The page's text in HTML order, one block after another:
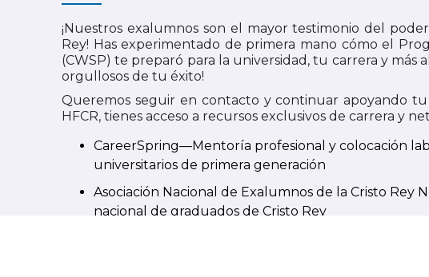
¡Nuestros exalumnos son el mayor testimonio del
Rey! Has experimentado de primera mano cómo el
(CWSP) te preparó para la universidad, tu carrera y más
orgullosos de tu éxito!
Queremos seguir en contacto y continuar apoyando
HFCR, tienes acceso a recursos exclusivos de carrera y
CareerSpring—Mentoría profesional y colocación
universitarios de primera generación
Asociación Nacional de Exalumnos de la Cristo
nacional de graduados de Cristo Rey